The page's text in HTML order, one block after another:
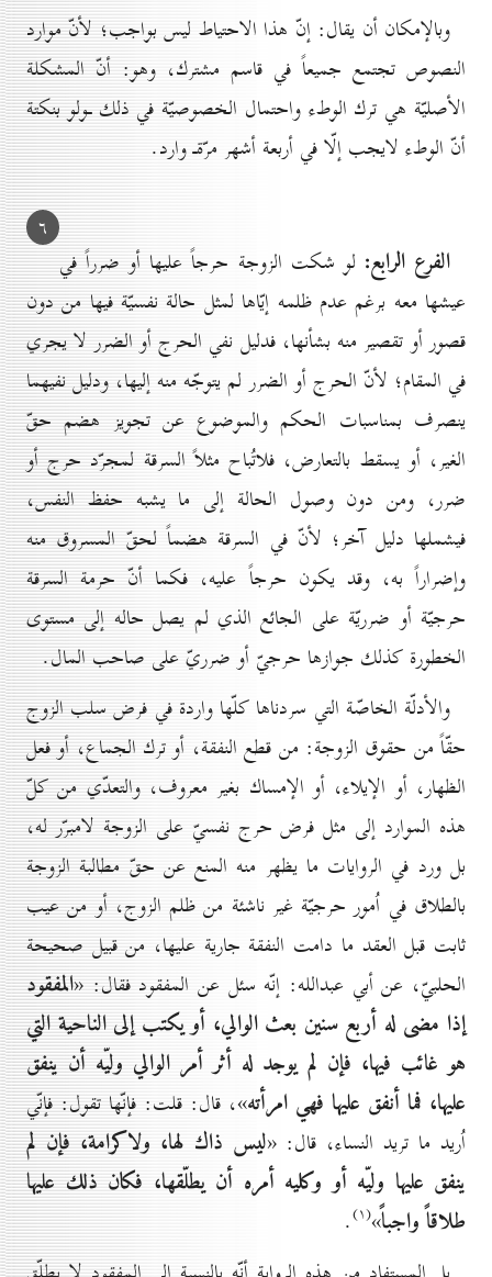
وبالإمكان أن يقال: إنّ هذا الاحتياط ليس بواجب؛ لأنّ موارد
النصوص تجتمع جميعاً في قاسم مشترك، وهو: أنّ المشكلة
الأصليّة هي ترك الوطء واحتمال الخصوصيّة في ذلك ـولو بنكتة
أنّ الوطء لايجب إلّا في أربعة أشهر مرّةـ وارد.
٦
الفرع الرابع: لو شكت الزوجة حرجاً عليها أو ضرراً في
عيشها معه برغم عدم ظلمه إيّاها لمثل حالة نفسيّة فيها من دون
قصور أو تقصير منه بشأنها، فدليل نفي الحرج أو الضرر لا يجري
في المقام؛ لأنّ الحرج أو الضرر لم يتوجّه منه إليها، ودليل نفيهما
ينصرف بمناسبات الحكم والموضوع عن تجويز هضم حقّ
الغير، أو يسقط بالتعارض، فلاتُباح مثلاً السرقة لمجرّد حرج أو
ضرر، ومن دون وصول الحالة إلى ما يشبه حفظ النفس،
فيشملها دليل آخر؛ لأنّ في السرقة هضماً لحقّ المسروق منه
وإضراراً به، وقد يكون حرجاً عليه، فكما أنّ حرمة السرقة
حرجيّة أو ضرريّة على الجائع الذي لم يصل حاله إلى مستوى
الخطورة كذلك جوازها حرجيّ أو ضرريّ على صاحب المال.
والأدلّة الخاصّة التي سردناها كلّها واردة في فرض سلب الزوج
حقّاً من حقوق الزوجة: من قطع النفقة، أو ترك الجماع، أو فعل
الظهار، أو الإيلاء، أو الإمساك بغير معروف، والتعدّي من كلّ
هذه الموارد إلى مثل فرض حرج نفسيّ على الزوجة لامبرّر له،
بل ورد في الروايات ما يظهر منه المنع عن حقّ مطالبة الزوجة
بالطلاق في اُمور حرجيّة غير ناشئة من ظلم الزوج، أو من عيب
ثابت قبل العقد ما دامت النفقة جارية عليها، من قبيل صحيحة
الحلبيّ، عن أبي عبدالله: إنّه سئل عن المفقود فقال: «المفقود
إذا مضى له أربع سنين بعث الوالي، أو يكتب إلى الناحية التي
هو غائب فيها، فإن لم يوجد له أثر أمر الوالي وليّه أن ينفق
عليها، فما أنفق عليها فهي امرأته»، قال: قلت: فإنّها تقول: فإنّي
اُريد ما تريد النساء، قال: «ليس ذاك لها، ولاكرامة، فإن لم
ينفق عليها وليّه أو وكليه أمره أن يطلّقها، فكان ذلك عليها
طلاقاً واجباً»(۱) .